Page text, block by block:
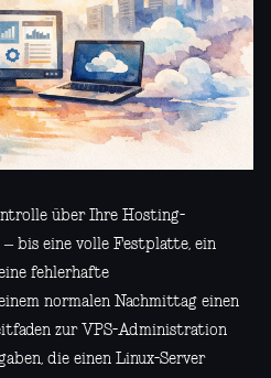
über Ihre Hosting-
bis eine volle Festplatte, ein
fehlerhafte
normalen Nachmittag einen
zur VPS-Administration
die einen Linux-Server